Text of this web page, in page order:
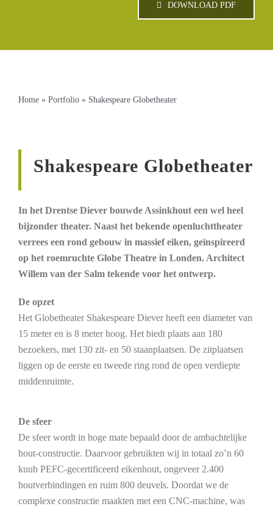
DOWNLOAD PDF
Home» Portfolio» Shakespeare Globetheater
Shakespeare Globetheater
In het Drentse Diever bouwde Assinkhout een wel heel
bijzonder theater. Naast het bekende openluchttheater
verrees een rond gebouw in massief eiken, geïnspireerd
op het roemruchte Globe Theatre in Londen. Architect
Willem van der Salm tekende voor het ontwerp.
De opzet
Het Globetheater Shakespeare Diever heeft een diameter van
15 meter en is 8 meter hoog. Het biedt plaats aan 180
bezoekers, met 130 zit- en 50 staanplaatsen. De zitplaatsen
liggen op de eerste en tweede ring rond de open verdiepte
middenruimte.
De sfeer
De sfeer wordt in hoge mate bepaald door de ambachtelijke
hout-constructie. Daarvoor gebruikten wij in totaal zo’n 60
kuub PEFC-gecertificeerd eikenhout, ongeveer 2.400
houtverbindingen en ruim 800 deuvels. Doordat we de
complexe constructie maakten met een CNC-machine, was